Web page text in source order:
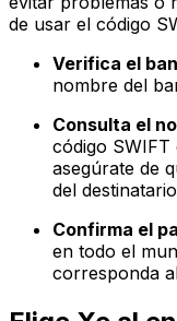
de usar el código
Verifica el
nombre del
Consulta el
código
asegúrate de
del
Confirma el
en todo el
corresponda